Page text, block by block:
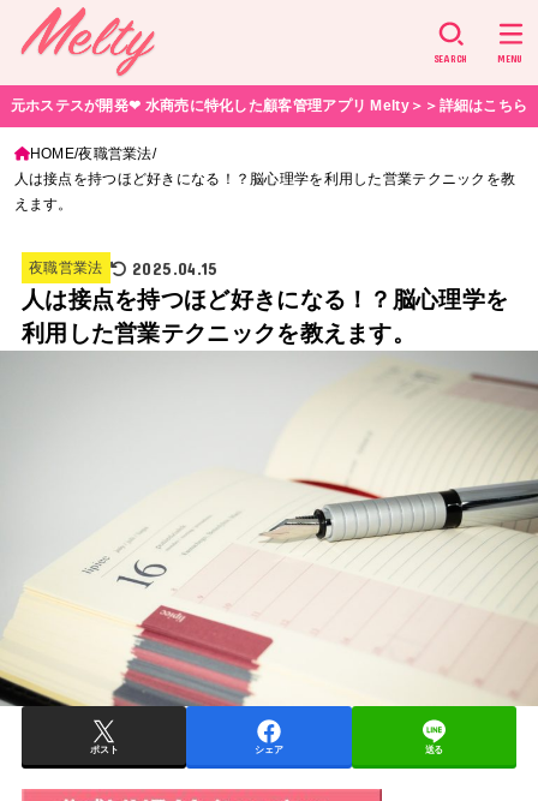
SEARCH MENU
元ホステスが開発❤︎ 水商売に特化した顧客管理アプリ Melty＞＞詳細はこちら
HOME 夜職営業法
人は接点を持つほど好きになる！？脳心理学を利用した営業テクニックを教
えます。
夜職営業法 2025.04.15
人は接点を持つほど好きになる！？脳心理学を
利用した営業テクニックを教えます。
ポスト シェア 送る